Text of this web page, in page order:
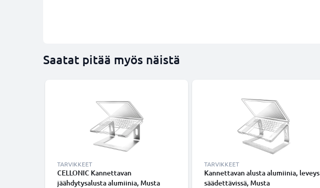
Saatat pitää myös näistä
TARVIKKEET
CELLONIC Kannettavan
jäähdytysalusta alumiinia, Musta
TARVIKKEET
Kannettavan alusta alumiinia, leveys
säädettävissä, Musta